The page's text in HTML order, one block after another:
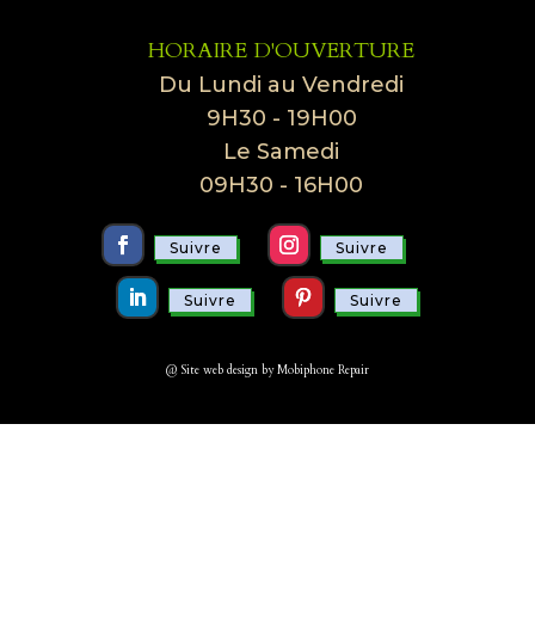
HORAIRE D'OUVERTURE
Du Lundi au Vendredi
9H30 - 19H00
Le Samedi
09H30 - 16H00
Suivre Suivre
Suivre Suivre
@ Site web design by Mobiphone Repair